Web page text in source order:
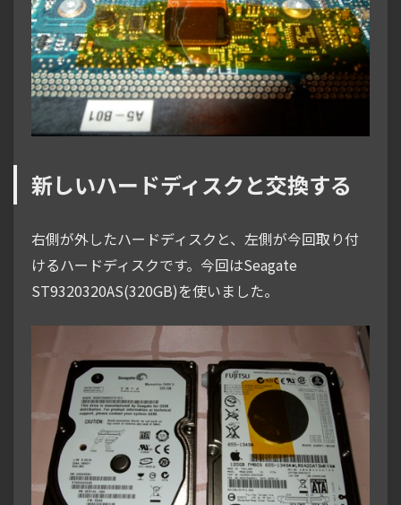
新しいハードディスクと交換する
右側が外したハードディスクと、左側が今回取り付
けるハードディスクです。今回はSeagate
ST9320320AS(320GB)を使いました。